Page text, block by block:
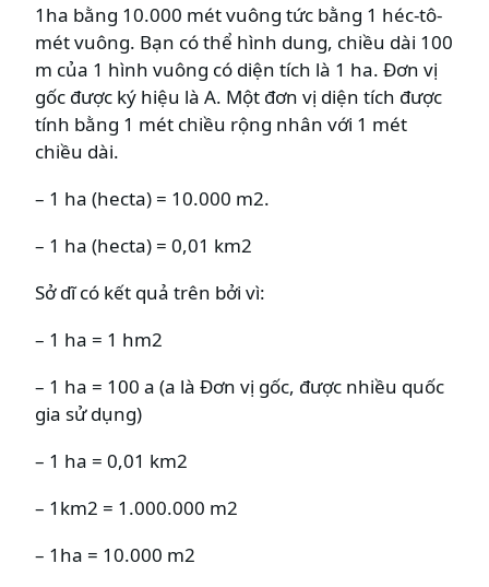
1ha bằng 10.000 mét vuông tức bằng 1 héc-tô-
mét vuông. Bạn có thể hình dung, chiều dài 100
m của 1 hình vuông có diện tích là 1 ha. Đơn vị
gốc được ký hiệu là A. Một đơn vị diện tích được
tính bằng 1 mét chiều rộng nhân với 1 mét
chiều dài.
– 1 ha (hecta) = 10.000 m2.
– 1 ha (hecta) = 0,01 km2
Sở dĩ có kết quả trên bởi vì:
– 1 ha = 1 hm2
– 1 ha = 100 a (a là Đơn vị gốc, được nhiều quốc
gia sử dụng)
– 1 ha = 0,01 km2
– 1km2 = 1.000.000 m2
– 1ha = 10.000 m2